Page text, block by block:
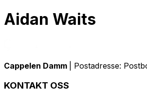
Aidan Waits
Cappelen Damm | Postadresse:
KONTAKT OSS